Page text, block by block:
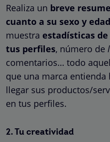
Realiza un breve
cuanto a su sexo y edad
muestra estadísticas
tus perfiles, número de
comentarios… todo
que una marca entienda
llegar sus productos/
en tus perfiles.
2. Tu creatividad